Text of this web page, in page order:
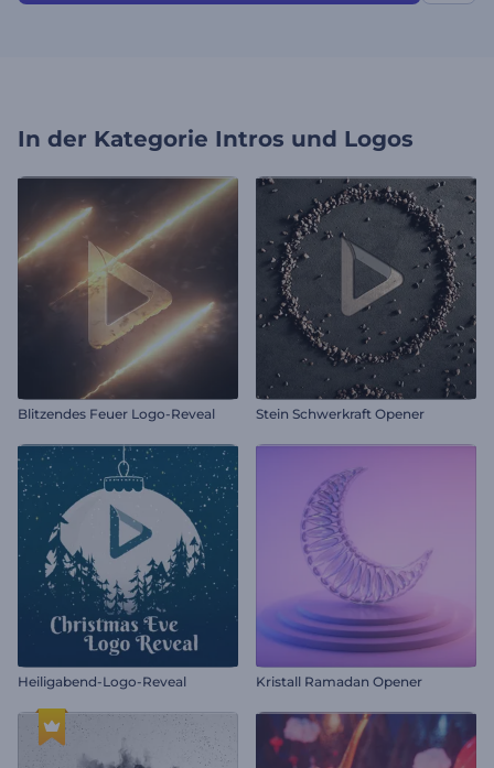
In der Kategorie Intros und Logos
Blitzendes Feuer Logo-Reveal Stein Schwerkraft Opener
Heiligabend-Logo-Reveal Kristall Ramadan Opener